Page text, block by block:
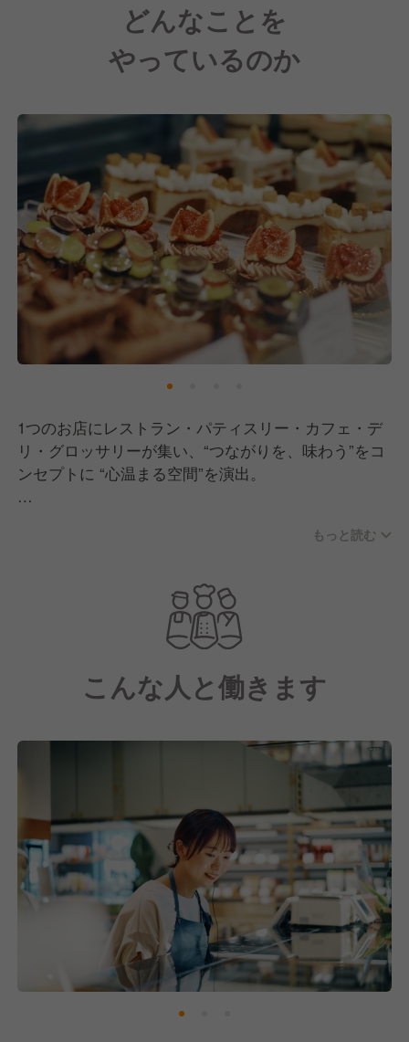
どんなことを
やっているのか
1つのお店にレストラン・パティスリー・カフェ・デ
リ・グロッサリーが集い、“つながりを、味わう”をコ
ンセプトに “心温まる空間”を演出。
だわりの高品質な食材を使用し、料理の一つ一つに丁
限に引き出し、味覚だけでなく五感全体で楽しめるよ
うなイタリアンを提供しております。
愛情込めて作り上げた料理と心温まるおもてなしを通
じて、giccaならではの特別な食の体験をお届けして
もっと読む
こんな人と働きます